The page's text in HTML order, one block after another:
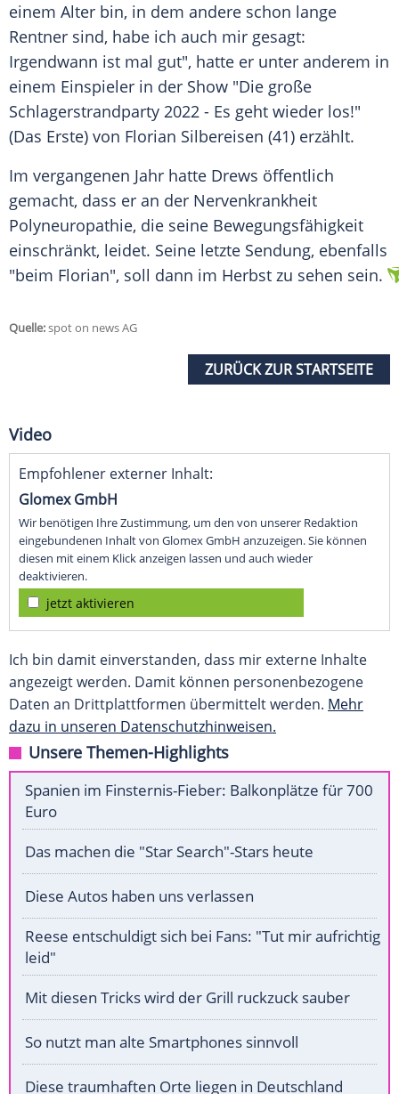
einem Alter bin, in dem andere schon lange
Rentner sind, habe ich auch mir gesagt:
Irgendwann ist mal gut", hatte er unter anderem in
einem Einspieler in der Show "Die große
Schlagerstrandparty 2022 - Es geht wieder los!"
(Das Erste) von Florian Silbereisen (41) erzählt.
Im vergangenen Jahr hatte Drews öffentlich
gemacht, dass er an der Nervenkrankheit
Polyneuropathie, die seine Bewegungsfähigkeit
einschränkt, leidet. Seine letzte Sendung, ebenfalls
"beim Florian", soll dann im Herbst zu sehen sein.
Quelle:spot on news AG
ZURÜCK ZUR STARTSEITE
Video
Empfohlener externer Inhalt:
Glomex GmbH
Wir benötigen Ihre Zustimmung, um den von unserer Redaktion
eingebundenen Inhalt von Glomex GmbH anzuzeigen. Sie können
diesen mit einem Klick anzeigen lassen und auch wieder
deaktivieren.
jetzt aktivieren
Ich bin damit einverstanden, dass mir externe Inhalte
angezeigt werden. Damit können personenbezogene
Daten an Drittplattformen übermittelt werden. Mehr
dazu in unseren Datenschutzhinweisen.
Unsere Themen-Highlights
Spanien im Finsternis-Fieber: Balkonplätze für 700
Euro
Das machen die "Star Search"-Stars heute
Diese Autos haben uns verlassen
Reese entschuldigt sich bei Fans: "Tut mir aufrichtig
leid"
Mit diesen Tricks wird der Grill ruckzuck sauber
So nutzt man alte Smartphones sinnvoll
Diese traumhaften Orte liegen in Deutschland